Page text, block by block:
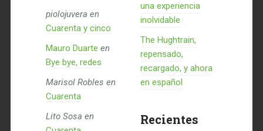
piolojuvera en
Cuarenta y cinco
Mauro Duarte en
Bye bye, redes
Marisol Robles en
Cuarenta
Lito Sosa en
una experiencia
inolvidable
The Hughtrain,
repensado,
recargado, y ahora
en español
Recientes